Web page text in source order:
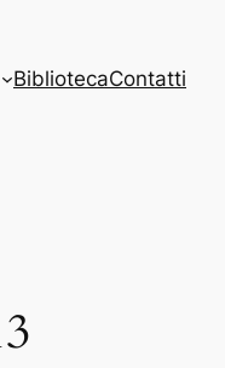
BibliotecaContatti